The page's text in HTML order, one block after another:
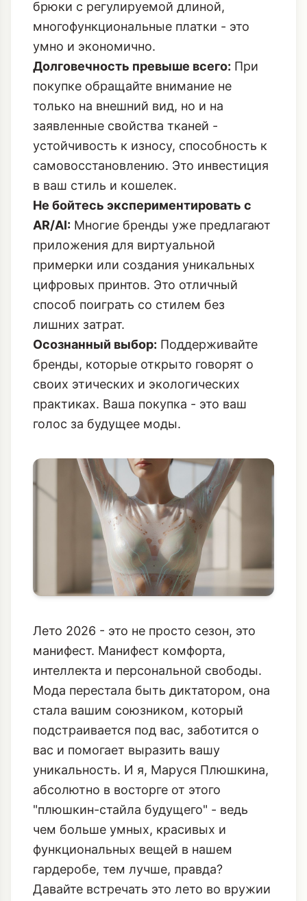
брюки с регулируемой длиной,
многофункциональные платки - это
умно и экономично.
Долговечность превыше всего: При
покупке обращайте внимание не
только на внешний вид, но и на
заявленные свойства тканей -
устойчивость к износу, способность к
самовосстановлению. Это инвестиция
в ваш стиль и кошелек.
Не бойтесь экспериментировать с
AR/AI: Многие бренды уже предлагают
приложения для виртуальной
примерки или создания уникальных
цифровых принтов. Это отличный
способ поиграть со стилем без
лишних затрат.
Осознанный выбор: Поддерживайте
бренды, которые открыто говорят о
своих этических и экологических
практиках. Ваша покупка - это ваш
голос за будущее моды.
Лето 2026 - это не просто сезон, это
манифест. Манифест комфорта,
интеллекта и персональной свободы.
Мода перестала быть диктатором, она
стала вашим союзником, который
подстраивается под вас, заботится о
вас и помогает выразить вашу
уникальность. И я, Маруся Плюшкина,
абсолютно в восторге от этого
"плюшкин-стайла будущего" - ведь
чем больше умных, красивых и
функциональных вещей в нашем
гардеробе, тем лучше, правда?
Давайте встречать это лето во вружии